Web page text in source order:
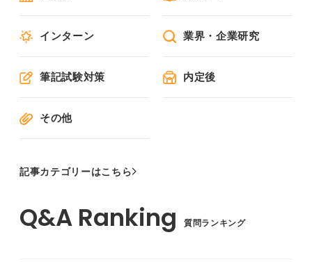
インターン 業界・企業研究
筆記試験対策 内定後
その他
記事カテゴリーはこちら
質問ランキング